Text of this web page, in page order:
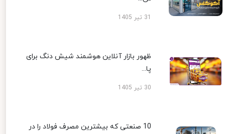
ظهور بازار آنلاین هوشمند شیش دنگ برای
پا...
30 تیر 1405
10 صنعتی که بیشترین مصرف فولاد را در